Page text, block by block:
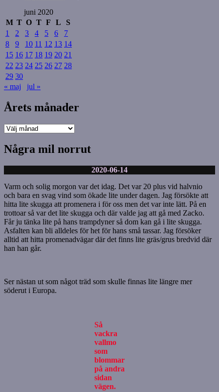
juni 2020
M T O T F L
S
1
2 3 4 5 6
7
8
9 10 11 12 13 14
15 16 17 18 19 20 21
22 23 24 25 26 27 28
29 30
« maj
jul »
Årets månader
Årets
Några mil norrut
2020-06-14
Varm och solig morgon var det idag. Det var 20 plus vid halvnio
och bara en svag vind som ökade lite under dagen. Jag försökte att
hitta lite skugga att promenera i för oss men det var inte lätt. På en
trottoar så var det lite skugga och där valde jag att gå med Zacko.
Får ju tänka lite på hans trampdyner så dom kan gå i lite skugga.
Asfalten kan bli alldeles för het för hans små tassar. Jag försöker
alltid att hitta promenadvägar där det finns lite gräs/grus bredvid där
han han går.
Ser nästan ut som något träd som skulle finnas lite längre mer
söderut i Europa.
Så
vackra
vallmo
som
blommar
på andra
sidan
vägen.